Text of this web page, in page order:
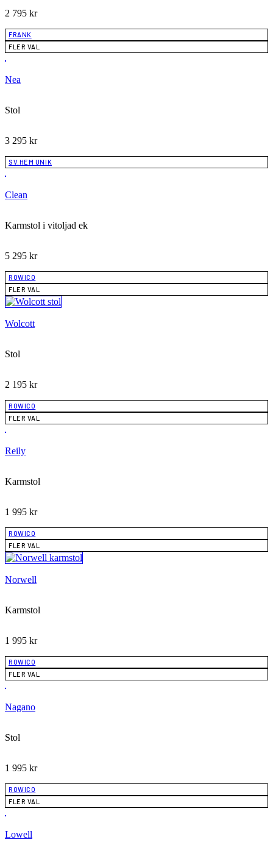
2 795 kr
FRANK
FLER VAL
Nea
Stol
3 295 kr
SV.HEM UNIK
Clean
Karmstol i vitoljad ek
5 295 kr
ROWICO
FLER VAL
Wolcott
Stol
2 195 kr
ROWICO
FLER VAL
Reily
Karmstol
1 995 kr
ROWICO
FLER VAL
Norwell
Karmstol
1 995 kr
ROWICO
FLER VAL
Nagano
Stol
1 995 kr
ROWICO
FLER VAL
Lowell